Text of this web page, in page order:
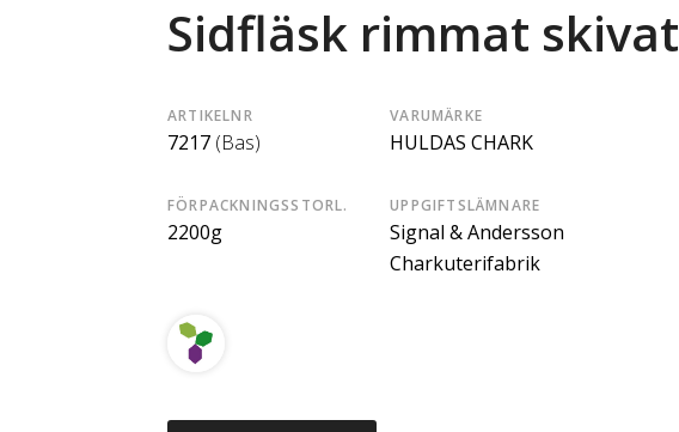
Sidfläsk rimmat skivat
ARTIKELNR
7217 (Bas)
VARUMÄRKE
HULDAS CHARK
FÖRPACKNINGSSTORL.
2200g
UPPGIFTSLÄMNARE
Signal & Andersson
Charkuterifabrik